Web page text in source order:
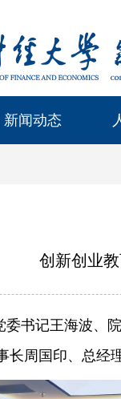
新闻动态
创新创业
委书记王海波、
长周国印、总经